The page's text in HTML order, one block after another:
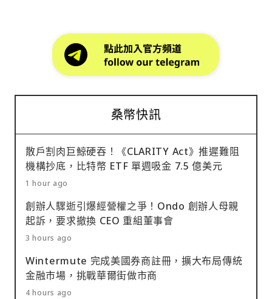
桑幣快訊
散戶割肉巨鯨硬吞！《CLARITY Act》推遲難阻
機構抄底，比特幣 ETF 單週吸金 7.5 億美元
1 hour ago
創辦人驟逝引爆經營權之爭！Ondo 創辦人母親
起訴，要求撤換 CEO 重組董事會
3 hours ago
Wintermute 完成美國券商註冊，擴大布局傳統
金融市場，挑戰華爾街做市商
4 hours ago